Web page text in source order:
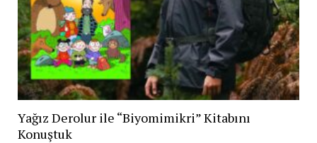
Yağız Derolur ile “Biyomimikri” Kitabını
Konuştuk